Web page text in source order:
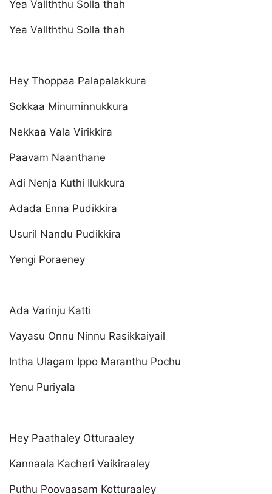
Yea Vallththu Solla thah
Yea Vallththu Solla thah
Hey Thoppaa Palapalakkura
Sokkaa Minuminnukkura
Nekkaa Vala Virikkira
Paavam Naanthane
Adi Nenja Kuthi Ilukkura
Adada Enna Pudikkira
Usuril Nandu Pudikkira
Yengi Poraeney
Ada Varinju Katti
Vayasu Onnu Ninnu Rasikkaiyail
Intha Ulagam Ippo Maranthu Pochu
Yenu Puriyala
Hey Paathaley Otturaaley
Kannaala Kacheri Vaikiraaley
Puthu Poovaasam Kotturaaley